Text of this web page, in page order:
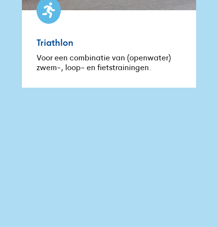

Triathlon
Voor een combinatie van (openwater)
zwem-, loop- en fietstrainingen.